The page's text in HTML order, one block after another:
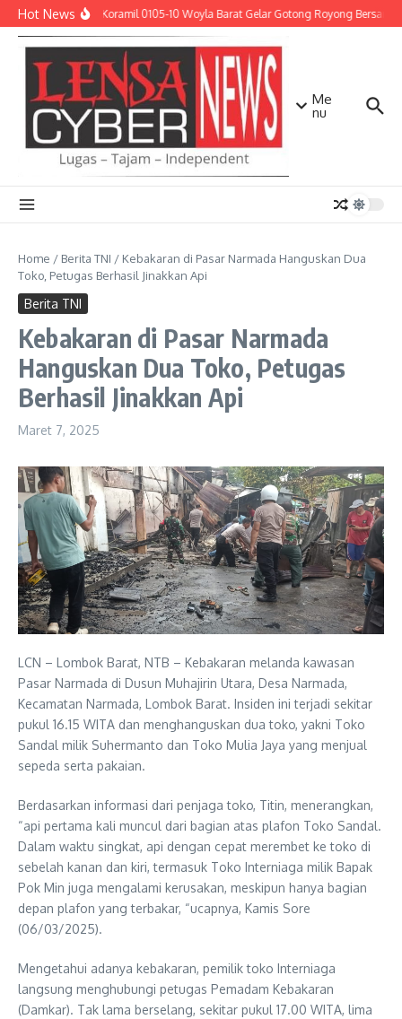
Lewati ke konten
Hot NewsBabinsa Koramil 0105-10 Woyla Barat Gelar Gotong Royong Bersama
Me
nu
Home / Berita TNI / Kebakaran di Pasar Narmada Hanguskan Dua
Toko, Petugas Berhasil Jinakkan Api
Berita TNI
Kebakaran di Pasar Narmada
Hanguskan Dua Toko, Petugas
Berhasil Jinakkan Api
Maret 7, 2025
LCN – Lombok Barat, NTB – Kebakaran melanda kawasan
Pasar Narmada di Dusun Muhajirin Utara, Desa Narmada,
Kecamatan Narmada, Lombok Barat. Insiden ini terjadi sekitar
pukul 16.15 WITA dan menghanguskan dua toko, yakni Toko
Sandal milik Suhermanto dan Toko Mulia Jaya yang menjual
sepeda serta pakaian.
Berdasarkan informasi dari penjaga toko, Titin, menerangkan,
“api pertama kali muncul dari bagian atas plafon Toko Sandal.
Dalam waktu singkat, api dengan cepat merembet ke toko di
sebelah kanan dan kiri, termasuk Toko Interniaga milik Bapak
Pok Min juga mengalami kerusakan, meskipun hanya bagian
depan plafon yang terbakar, “ucapnya, Kamis Sore
(06/03/2025).
Mengetahui adanya kebakaran, pemilik toko Interniaga
langsung menghubungi petugas Pemadam Kebakaran
(Damkar). Tak lama berselang, sekitar pukul 17.00 WITA, lima